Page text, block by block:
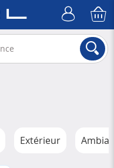
Extérieur